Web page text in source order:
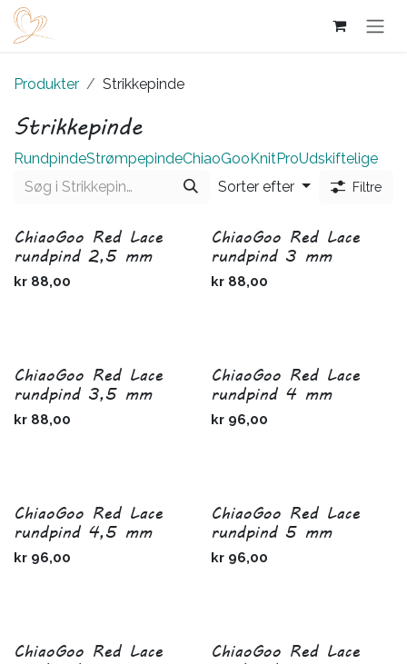
Skip to Content
Produkter Strikkepinde
Strikkepinde
RundpindeStrømpepindeChiaoGooKnitProUdskiftelige
Sorter efter
Filtre
ChiaoGoo Red Lace
rundpind 2,5 mm
kr 88,00
ChiaoGoo Red Lace
rundpind 3 mm
kr 88,00
ChiaoGoo Red Lace
rundpind 3,5 mm
kr 88,00
ChiaoGoo Red Lace
rundpind 4 mm
kr 96,00
ChiaoGoo Red Lace
rundpind 4,5 mm
kr 96,00
ChiaoGoo Red Lace
rundpind 5 mm
kr 96,00
ChiaoGoo Red Lace
ChiaoGoo Red Lace